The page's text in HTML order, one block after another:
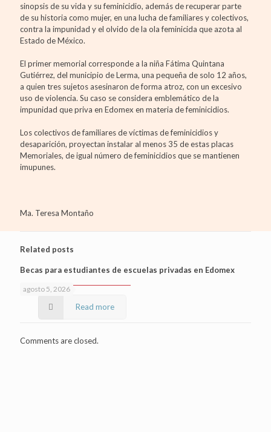
sinopsis de su vida y su feminicidio, además de recuperar parte
de su historia como mujer, en una lucha de familiares y colectivos,
contra la impunidad y el olvido de la ola feminicida que azota al
Estado de México.
El primer memorial corresponde a la niña Fátima Quintana
Gutiérrez, del municipio de Lerma, una pequeña de solo 12 años,
a quien tres sujetos asesinaron de forma atroz, con un excesivo
uso de violencia. Su caso se considera emblemático de la
impunidad que priva en Edomex en materia de feminicidios.
Los colectivos de familiares de víctimas de feminicidios y
desaparición, proyectan instalar al menos 35 de estas placas
Memoriales, de igual número de feminicidios que se mantienen
imupunes.
Ma. Teresa Montaño
Related posts
agosto 5, 2026
Becas para estudiantes de escuelas privadas en Edomex
Read more
Comments are closed.